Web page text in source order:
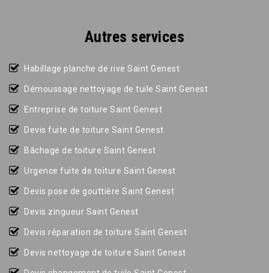
Autres services
Habillage planche de rive Saint Genest
Démoussage nettoyage de tuile Saint Genest
Entreprise de toiture Saint Genest
Devis fuite de toiture Saint Genest
Bâchage de toiture Saint Genest
Urgence fuite de toiture Saint Genest
Devis pose de gouttière Saint Genest
Devis zingueur Saint Genest
Devis réparation de toiture Saint Genest
Devis nettoyage de toiture Saint Genest